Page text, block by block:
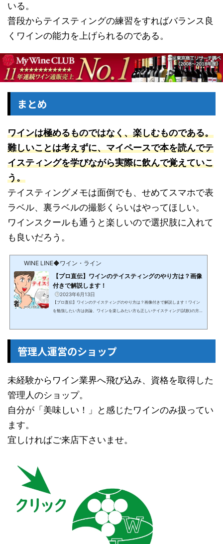
いる。
普段からテイスティングの練習をすればバランス良
くワインの能力を上げられるのである。
まとめ
ワインは極めるものではなく、楽しむものである。
難しいことは考えずに、マイペースで本を読んでテ
イスティングを学びながら実際に飲んで覚えていこ
う。
テイスティングメモは面倒でも、せめてスマホで表
ラベル、裏ラベルの撮影くらいはやってほしい。
ワインスクールも通うと楽しいので選択肢に入れて
も良いだろう。
WINE LINE◆ワイン・ライン
【プロ直伝】ワインのテイスティングのやり方は？画像
付きで解説します！
2023年6月13日
【プロ直伝】ワインのテイスティングのやり方は？画像付きで解説します！ワイン
を勉強したい方は勿論、ワインを楽しみたい方も正しいテイスティング(試飲)の方法
えて解説していく。【テイスティングの基本】共通の考...
管理人運営のショップ
未経験からワイン業界へ飛び込み、資格を取得した
管理人のショップ。
自分が「美味しい！」と感じたワインのみ扱ってい
ます。
宜しければご来店下さいませ。